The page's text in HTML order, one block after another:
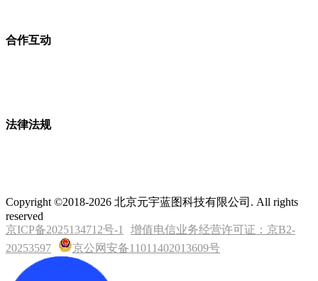
合作互动
法律法规
Copyright ©2018-2026 北京元宇蓝图科技有限公司. All rights
reserved
京ICP备2025134712号-1
增值电信业务经营许可证：京B2-
20253597
京公网安备11011402013609号